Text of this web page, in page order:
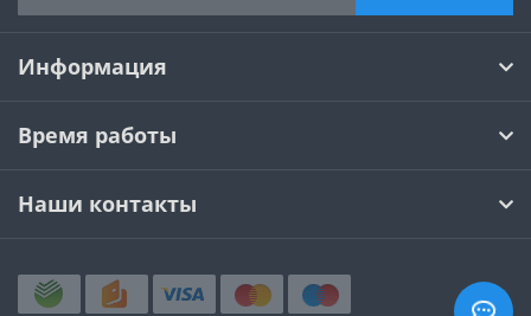
Информация
Время работы
Наши контакты